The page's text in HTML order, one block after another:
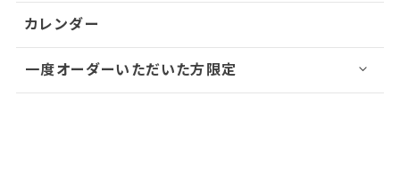
カレンダー
一度オーダーいただいた方限定